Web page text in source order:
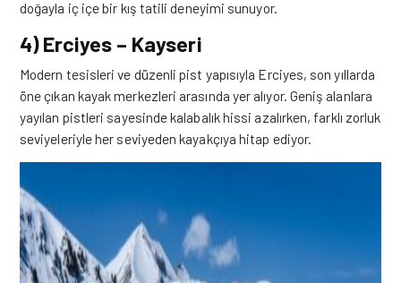
doğayla iç içe bir kış tatili deneyimi sunuyor.
4) Erciyes – Kayseri
Modern tesisleri ve düzenli pist yapısıyla Erciyes, son yıllarda
öne çıkan kayak merkezleri arasında yer alıyor. Geniş alanlara
yayılan pistleri sayesinde kalabalık hissi azalırken, farklı zorluk
seviyeleriyle her seviyeden kayakçıya hitap ediyor.